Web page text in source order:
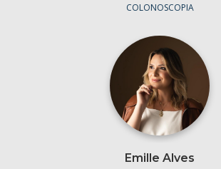
COLONOSCOPIA
Emille Alves